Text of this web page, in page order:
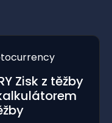
Zisk z těžby